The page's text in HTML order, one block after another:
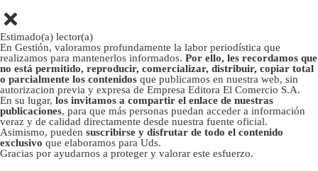
Estimado(a) lector(a)
En Gestión, valoramos profundamente la labor periodística que
realizamos para mantenerlos informados. Por ello, les recordamos que
no está permitido, reproducir, comercializar, distribuir, copiar total
o parcialmente los contenidos que publicamos en nuestra web, sin
autorizacion previa y expresa de Empresa Editora El Comercio S.A.
En su lugar, los invitamos a compartir el enlace de nuestras
publicaciones, para que más personas puedan acceder a información
veraz y de calidad directamente desde nuestra fuente oficial.
Asimismo, pueden suscribirse y disfrutar de todo el contenido
exclusivo que elaboramos para Uds.
Gracias por ayudarnos a proteger y valorar este esfuerzo.